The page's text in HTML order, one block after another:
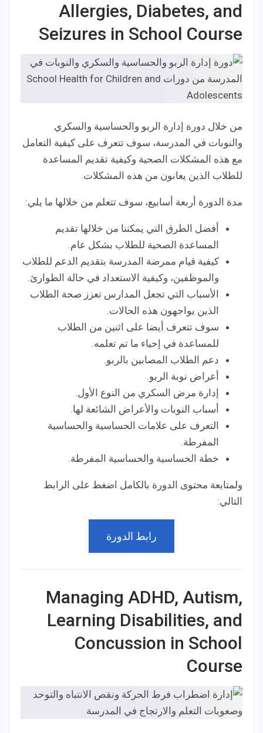
Allergies, Diabetes, and
Seizures in School Course
من خلال دورة إدارة الربو والحساسية والسكري
والنوبات في المدرسة، سوف تتعرف على كيفية التعامل
مع هذه المشكلات الصحية وكيفية تقديم المساعدة
للطلاب الذين يعانون من هذه المشكلات.
مدة الدورة أربعة أسابيع، سوف تتعلم من خلالها ما يلي:
أفضل الطرق التي يمكننا من خلالها تقديم
المساعدة الصحية للطلاب بشكل عام.
كيفية قيام ممرضة المدرسة بتقديم الدعم للطلاب
والموظفين، وكيفية الاستعداد في حالة الطوارئ.
الأسباب التي تجعل المدارس تعزز صحة الطلاب
الذين يواجهون هذه الحالات.
سوف تتعرف أيضا على اثنين من الطلاب
للمساعدة في إحياء ما تم تعلمه.
دعم الطلاب المصابين بالربو.
أعراض نوبة الربو.
إدارة مرض السكري من النوع الأول.
أسباب النوبات والأعراض الشائعة لها.
التعرف على علامات الحساسية والحساسية
المفرطة.
خطة الحساسية والحساسية المفرطة.
ولمتابعة محتوى الدورة بالكامل اضغط على الرابط
التالي:
رابط الدورة
Managing ADHD, Autism,
Learning Disabilities, and
Concussion in School
Course